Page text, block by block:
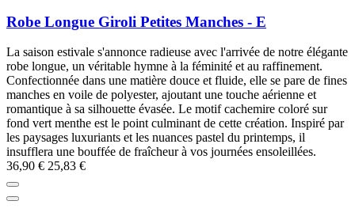
Robe Longue Giroli Petites Manches - E
La saison estivale s'annonce radieuse avec l'arrivée de notre élégante
robe longue, un véritable hymne à la féminité et au raffinement.
Confectionnée dans une matière douce et fluide, elle se pare de fines
manches en voile de polyester, ajoutant une touche aérienne et
romantique à sa silhouette évasée. Le motif cachemire coloré sur
fond vert menthe est le point culminant de cette création. Inspiré par
les paysages luxuriants et les nuances pastel du printemps, il
insufflera une bouffée de fraîcheur à vos journées ensoleillées.
36,90 € 25,83 €